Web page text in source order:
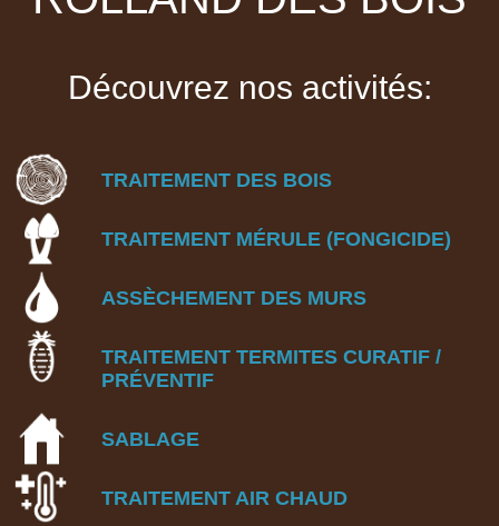
Découvrez nos activités:
TRAITEMENT DES BOIS
TRAITEMENT MÉRULE (FONGICIDE)
ASSÈCHEMENT DES MURS
TRAITEMENT TERMITESCURATIF /
PRÉVENTIF
SABLAGE
TRAITEMENT AIR CHAUD